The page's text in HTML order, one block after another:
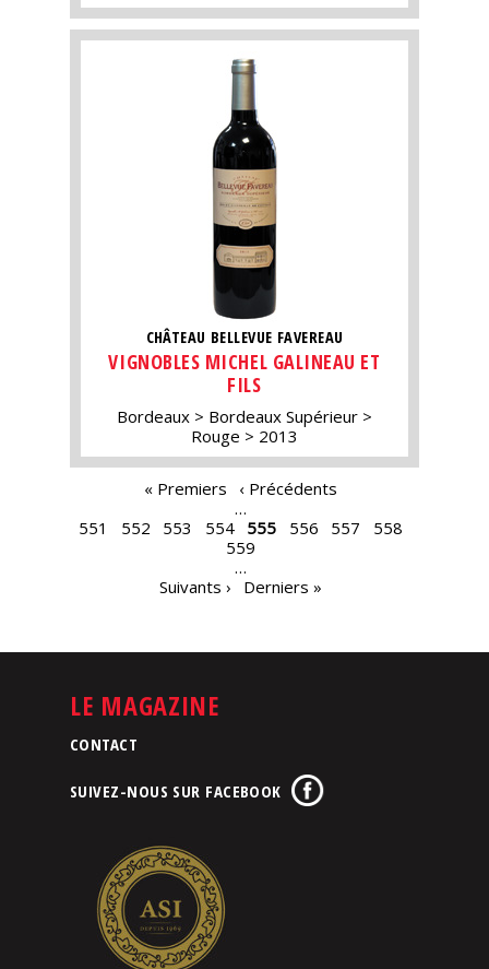
CHÂTEAU BELLEVUE FAVEREAU
VIGNOBLES MICHEL GALINEAU ET
FILS
Bordeaux
Bordeaux Supérieur
Rouge
2013
« Premiers
‹ Précédents
…
551
552 553 554 555 556 557
558
559
…
Suivants ›
Derniers »
LE MAGAZINE
CONTACT
SUIVEZ-NOUS SUR FACEBOOK